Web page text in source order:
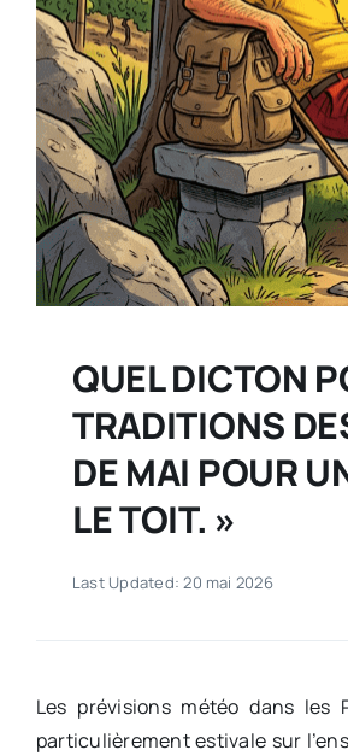
QUEL DICTON
TRADITIONS
DE MAI POUR
LE TOIT. »
Last Updated: 20 mai 2026
Les prévisions météo dans les
particulièrement estivale sur